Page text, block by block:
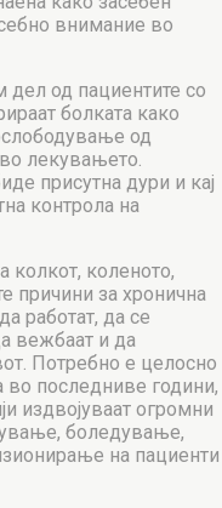
внимание во
дел од пациентите со
болката како
од
лекувањето.
присутна дури и кај
контрола на
колкот, коленото,
причини за хронична
работат, да се
вежбаат и да
Потребно е целосно
во последниве години,
издвојуваат огромни
боледување,
на пациенти